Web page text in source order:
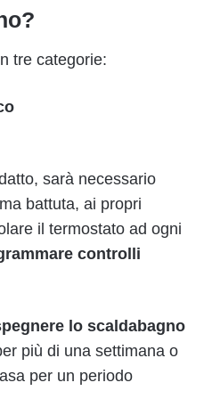
tre categorie:
sarà necessario
battuta, ai propri
il termostato ad ogni
controlli
lo scaldabagno
più di una settimana o
per un periodo